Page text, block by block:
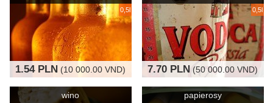
0,5l
1.54 PLN (10 000.00 VND)
0,5l
7.70 PLN (50 000.00 VND)
wino papierosy